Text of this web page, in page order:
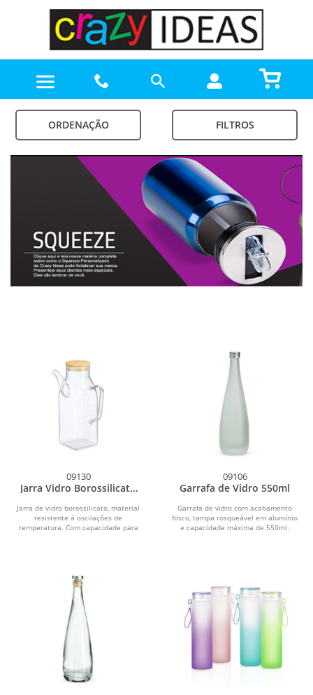
ORDENAÇÃO FILTROS
09130
Jarra Vidro Borossilicato
Jarra de vidro borossilicato, material
resistente à oscilações de
temperatura. Com capacidade para
09106
Garrafa de Vidro 550ml
Garrafa de vidro com acabamento
fosco, tampa rosqueável em alumínio
e capacidade máxima de 550ml.